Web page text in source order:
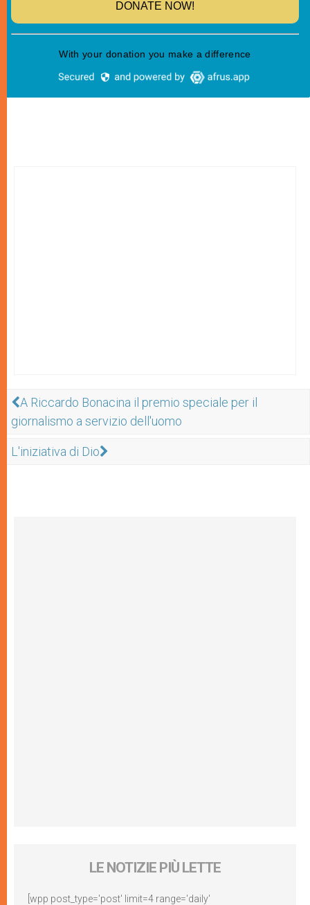
A Riccardo Bonacina il premio speciale per il
giornalismo a servizio dell'uomo
L'iniziativa di Dio
LE NOTIZIE PIÙ LETTE
[wpp post_type='post' limit=4 range='daily'